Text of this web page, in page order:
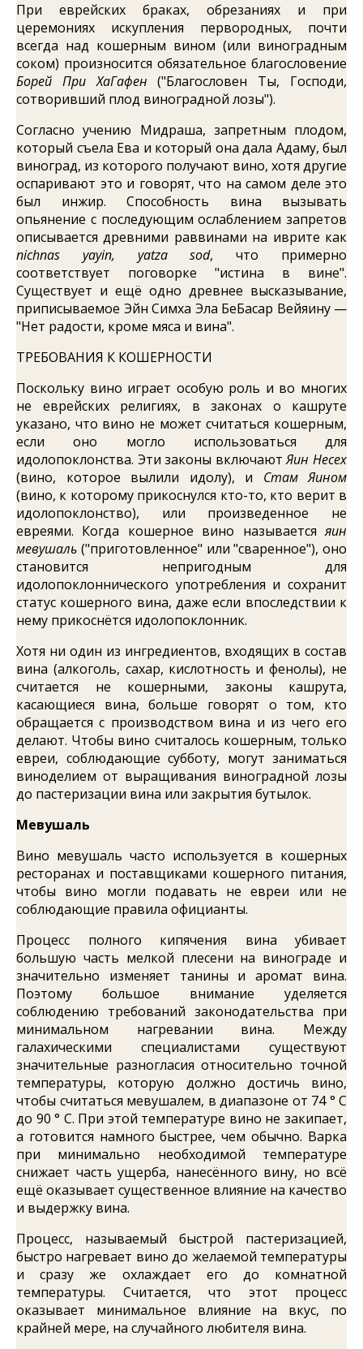
При еврейских браках, обрезаниях и при
церемониях искупления первородных, почти
всегда над кошерным вином (или виноградным
соком) произносится обязательное благословение
Борей При ХаГафен ("Благословен Ты, Господи,
сотворивший плод виноградной лозы").
Согласно учению Мидраша, запретным плодом,
который съела Ева и который она дала Адаму, был
виноград, из которого получают вино, хотя другие
оспаривают это и говорят, что на самом деле это
был инжир. Способность вина вызывать
опьянение с последующим ослаблением запретов
описывается древними раввинами на иврите как
nichnas yayin, yatza sod, что примерно
соответствует поговорке "истина в вине".
Существует и ещё одно древнее высказывание,
приписываемое Эйн Симха Эла БеБасар Вейяину —
"Нет радости, кроме мяса и вина".
ТРЕБОВАНИЯ К КОШЕРНОСТИ
Поскольку вино играет особую роль и во многих
не еврейских религиях, в законах о кашруте
указано, что вино не может считаться кошерным,
если оно могло использоваться для
идолопоклонства. Эти законы включаютЯин Несех
(вино, которое вылили идолу), и Стам Яином
(вино, к которому прикоснулся кто-то, кто верит в
идолопоклонство), или произведенное не
евреями. Когда кошерное вино называетсяяин
мевушаль ("приготовленное" или "сваренное"), оно
становится непригодным для
идолопоклоннического употребления и сохранит
статус кошерного вина, даже если впоследствии к
нему прикоснётся идолопоклонник.
Хотя ни один из ингредиентов, входящих в состав
вина (алкоголь, сахар, кислотность и фенолы), не
считается не кошерными, законы кашрута,
касающиеся вина, больше говорят о том, кто
обращается с производством вина и из чего его
делают. Чтобы вино считалось кошерным, только
евреи, соблюдающие субботу, могут заниматься
виноделием от выращивания виноградной лозы
до пастеризации вина или закрытия бутылок.
Мевушаль
Вино мевушаль часто используется в кошерных
ресторанах и поставщиками кошерного питания,
чтобы вино могли подавать не евреи или не
соблюдающие правила официанты.
Процесс полного кипячения вина убивает
большую часть мелкой плесени на винограде и
значительно изменяет танины и аромат вина.
Поэтому большое внимание уделяется
соблюдению требований законодательства при
минимальном нагревании вина. Между
галахическими специалистами существуют
значительные разногласия относительно точной
температуры, которую должно достичь вино,
чтобы считаться мевушалем, в диапазоне от 74 ° C
до 90 ° C. При этой температуре вино не закипает,
а готовится намного быстрее, чем обычно. Варка
при минимально необходимой температуре
снижает часть ущерба, нанесённого вину, но всё
ещё оказывает существенное влияние на качество
и выдержку вина.
Процесс, называемый быстрой пастеризацией,
быстро нагревает вино до желаемой температуры
и сразу же охлаждает его до комнатной
температуры. Считается, что этот процесс
оказывает минимальное влияние на вкус, по
крайней мере, на случайного любителя вина.